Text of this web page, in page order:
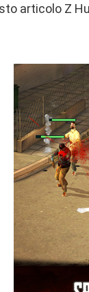
articolo Z